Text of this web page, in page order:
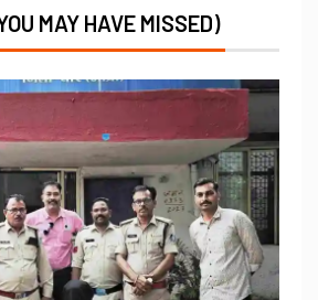
MAY HAVE MISSED)